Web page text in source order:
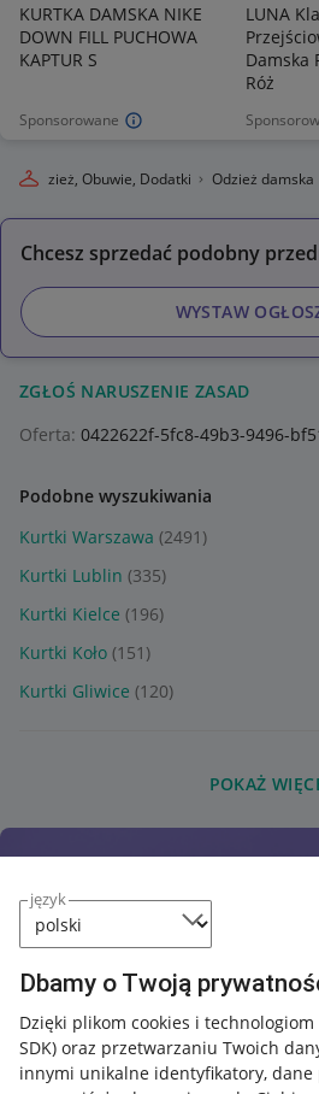
język
Dbamy o Twoją
Dzięki plikom cookies i
SDK) oraz przetwarzaniu Twoich
innymi unikalne identyfikatory, dane
Sponsorowane
KURTKA DAMSKA NIKE
DOWN FILL PUCHOWA
KAPTUR S
LUNA
Damska
Róż
Odzież, Obuwie, Dodatki Odzież damska
Chcesz sprzedać podobny
WYSTAW
ZGŁOŚ NARUSZENIE ZASAD
Oferta: 0422622f-5fc8-49b3-9496-
Podobne wyszukiwania
Kurtki Warszawa (2491)
Kurtki Lublin (335)
Kurtki Kielce (196)
Kurtki Koło (151)
Kurtki Gliwice (120)
POKAŻ